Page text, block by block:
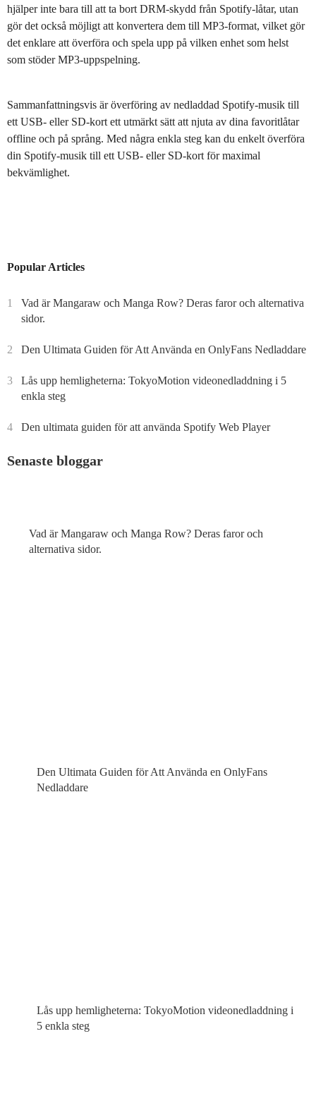
hjälper inte bara till att ta bort DRM-skydd från Spotify-låtar, utan
gör det också möjligt att konvertera dem till MP3-format, vilket gör
det enklare att överföra och spela upp på vilken enhet som helst
som stöder MP3-uppspelning.
Sammanfattningsvis är överföring av nedladdad Spotify-musik till
ett USB- eller SD-kort ett utmärkt sätt att njuta av dina favoritlåtar
offline och på språng. Med några enkla steg kan du enkelt överföra
din Spotify-musik till ett USB- eller SD-kort för maximal
bekvämlighet.
Popular Articles
1
Vad är Mangaraw och Manga Row? Deras faror och alternativa
sidor.
2 Den Ultimata Guiden för Att Använda en OnlyFans Nedladdare
3
Lås upp hemligheterna: TokyoMotion videonedladdning i 5
enkla steg
4 Den ultimata guiden för att använda Spotify Web Player
Senaste bloggar
Vad är Mangaraw och Manga Row? Deras faror och
alternativa sidor.
Den Ultimata Guiden för Att Använda en OnlyFans
Nedladdare
Lås upp hemligheterna: TokyoMotion videonedladdning i
5 enkla steg